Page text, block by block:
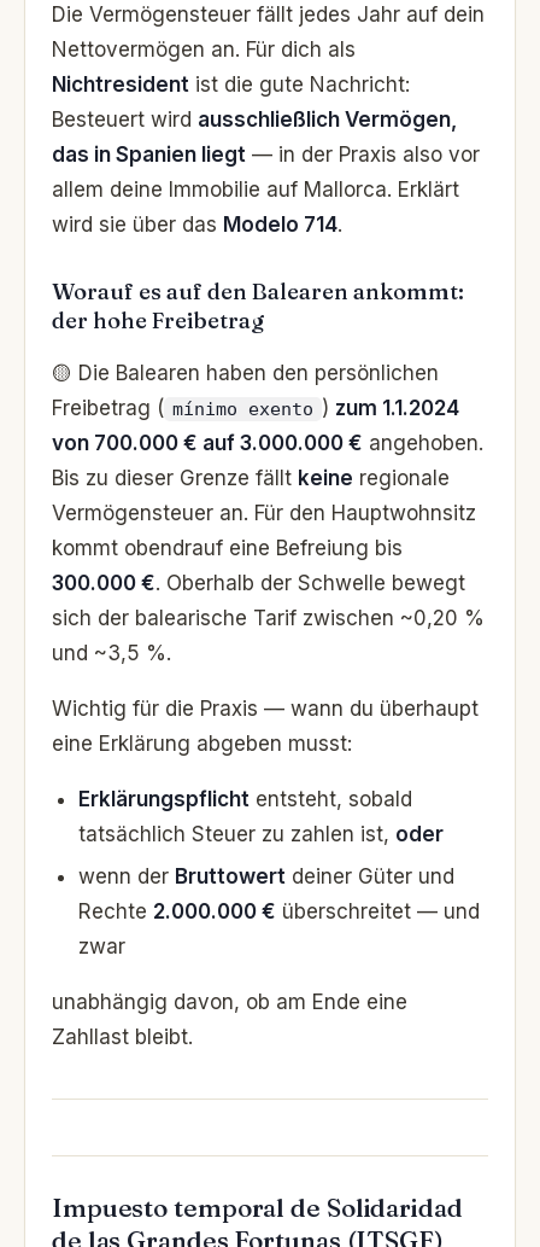
Die Vermögensteuer fällt jedes Jahr auf dein
Netto­vermögen an. Für dich als
Nichtresident ist die gute Nachricht:
Besteuert wird ausschließlich Vermögen,
das in Spanien liegt — in der Praxis also vor
allem deine Immobilie auf Mallorca. Erklärt
wird sie über das Modelo 714.
Worauf es auf den Balearen ankommt:
der hohe Freibetrag
🟡 Die Balearen haben den persönlichen
Freibetrag ( mínimo exento ) zum 1.1.2024
von 700.000 € auf 3.000.000 € angehoben.
Bis zu dieser Grenze fällt keine regionale
Vermögensteuer an. Für den Hauptwohnsitz
kommt obendrauf eine Befreiung bis
300.000 €. Oberhalb der Schwelle bewegt
sich der balearische Tarif zwischen ~0,20 %
und ~3,5 %.
Wichtig für die Praxis — wann du überhaupt
eine Erklärung abgeben musst:
Erklärungspflicht entsteht, sobald
tatsächlich Steuer zu zahlen ist, oder
wenn der Bruttowert deiner Güter und
Rechte 2.000.000 € überschreitet — und
zwar
unabhängig davon, ob am Ende eine
Zahllast bleibt.
Impuesto temporal de Solidaridad
de las Grandes Fortunas (ITSGF)